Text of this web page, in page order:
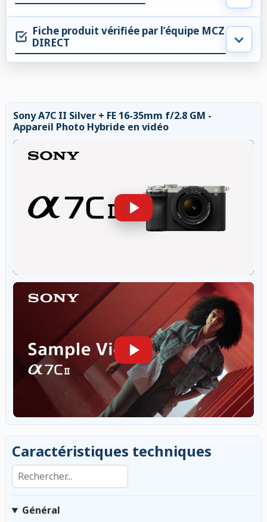
Fiche produit vérifiée par l’équipe MCZ
DIRECT
Sony A7C II Silver + FE 16-35mm f/2.8 GM -
Appareil Photo Hybride en vidéo
Caractéristiques techniques
Rechercher dans les caractéristiques
Général